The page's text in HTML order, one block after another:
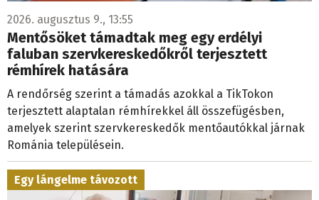
2026. augusztus 9., 13:55
Mentősöket támadtak meg egy erdélyi
faluban szervkereskedőkről terjesztett
rémhírek hatására
A rendőrség szerint a támadás azokkal a TikTokon
terjesztett alaptalan rémhírekkel áll összefügésben,
amelyek szerint szervkereskedők mentőautókkal járnak
Románia településein.
Egy lángelme távozott